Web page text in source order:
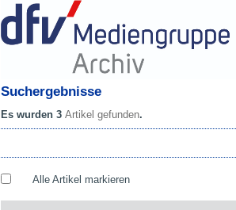
Suchergebnisse
Es wurden 3 Artikel gefunden.
Alle Artikel markieren